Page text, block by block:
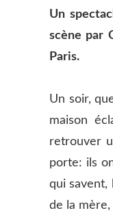
Un
scène par
Paris.
Un soir,
maison
retrouver
porte: ils
qui savent,
de la